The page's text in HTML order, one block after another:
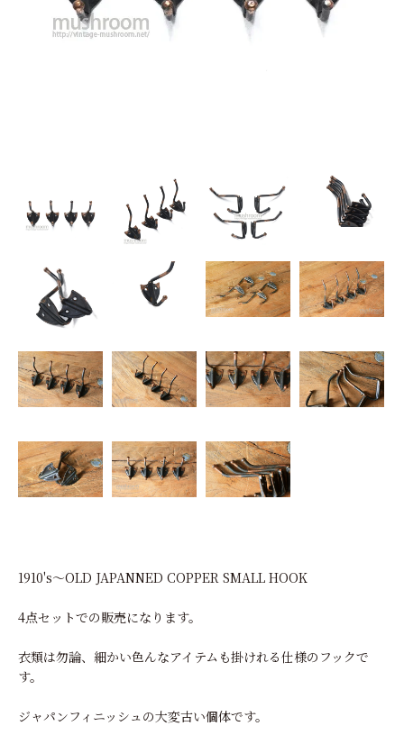
1910's～OLD JAPANNED COPPER SMALL HOOK
4点セットでの販売になります。
衣類は勿論、細かい色んなアイテムも掛けれる仕様のフックで
す。
ジャパンフィニッシュの大変古い個体です。